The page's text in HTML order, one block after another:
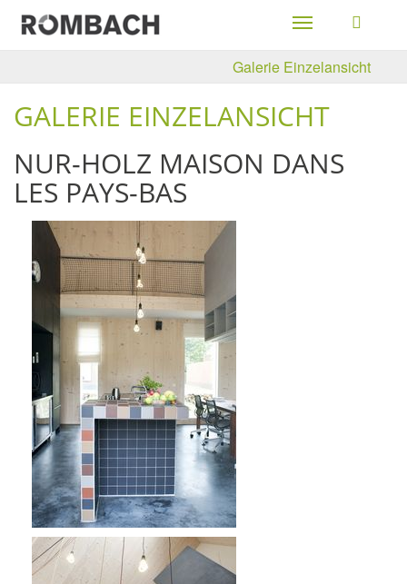
Toggle
navigation
Galerie Einzelansicht
GALERIE EINZELANSICHT
NUR-HOLZ MAISON DANS
LES PAYS-BAS